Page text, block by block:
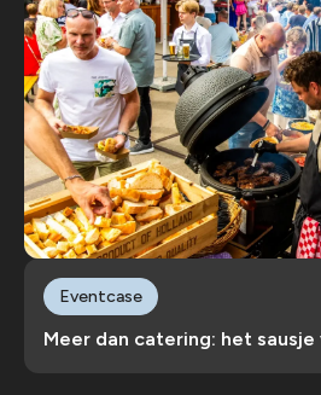
Meer dan catering: het sausje
Eventcase